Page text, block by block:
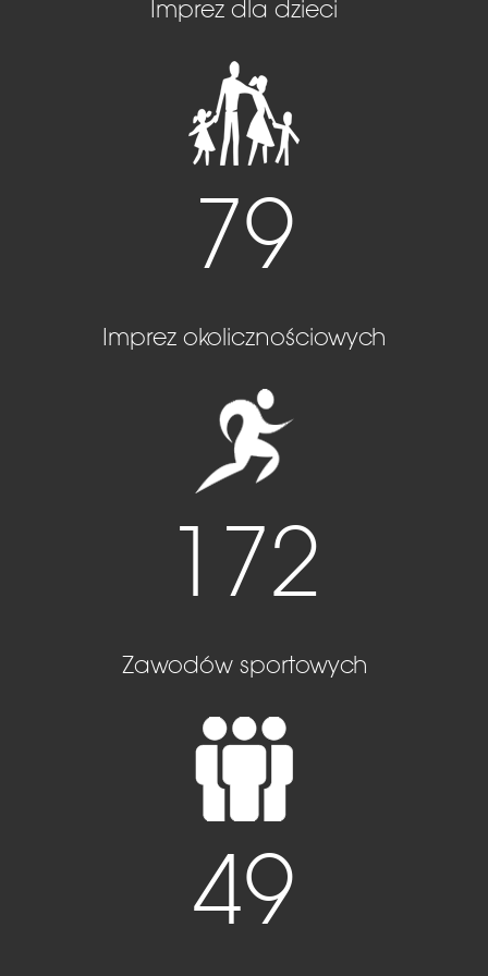
Imprez dla dzieci
79
Imprez okolicznościowych
172
Zawodów sportowych
49